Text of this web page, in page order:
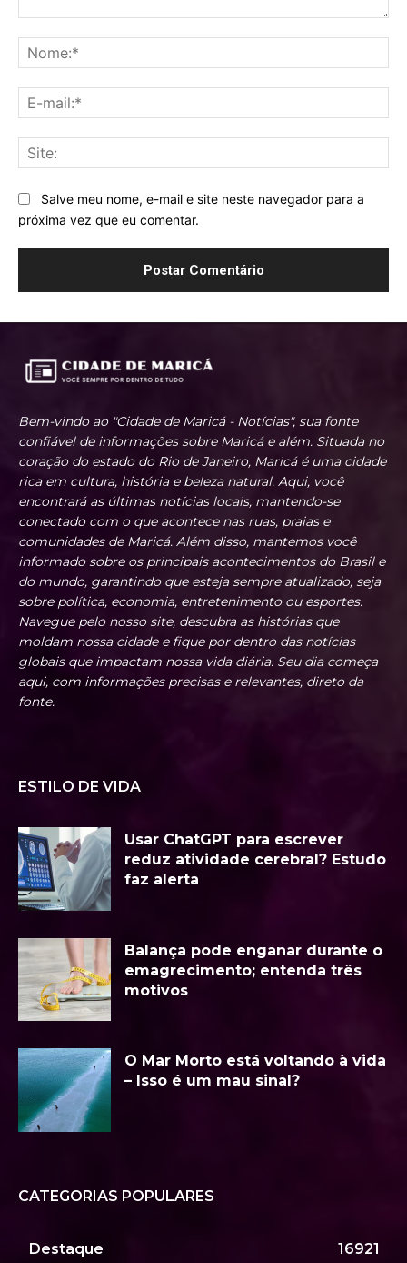
Salve meu nome, e-mail e site neste navegador para a
próxima vez que eu comentar.
Bem-vindo ao "Cidade de Maricá - Notícias", sua fonte
confiável de informações sobre Maricá e além. Situada no
coração do estado do Rio de Janeiro, Maricá é uma cidade
rica em cultura, história e beleza natural. Aqui, você
encontrará as últimas notícias locais, mantendo-se
conectado com o que acontece nas ruas, praias e
comunidades de Maricá. Além disso, mantemos você
informado sobre os principais acontecimentos do Brasil e
do mundo, garantindo que esteja sempre atualizado, seja
sobre política, economia, entretenimento ou esportes.
Navegue pelo nosso site, descubra as histórias que
moldam nossa cidade e fique por dentro das notícias
globais que impactam nossa vida diária. Seu dia começa
aqui, com informações precisas e relevantes, direto da
fonte.
ESTILO DE VIDA
Usar ChatGPT para escrever
reduz atividade cerebral? Estudo
faz alerta
Balança pode enganar durante o
emagrecimento; entenda três
motivos
O Mar Morto está voltando à vida
– Isso é um mau sinal?
CATEGORIAS POPULARES
Destaque 16921